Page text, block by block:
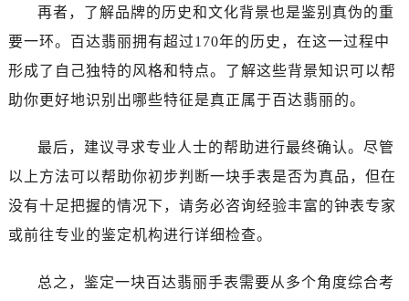
再者，了解品牌的历史和文化背景也是鉴别真伪的重
要一环。百达翡丽拥有超过170年的历史，在这一过程中
形成了自己独特的风格和特点。了解这些背景知识可以帮
助你更好地识别出哪些特征是真正属于百达翡丽的。
最后，建议寻求专业人士的帮助进行最终确认。尽管
以上方法可以帮助你初步判断一块手表是否为真品，但在
没有十足把握的情况下，请务必咨询经验丰富的钟表专家
或前往专业的鉴定机构进行详细检查。
总之，鉴定一块百达翡丽手表需要从多个角度综合考